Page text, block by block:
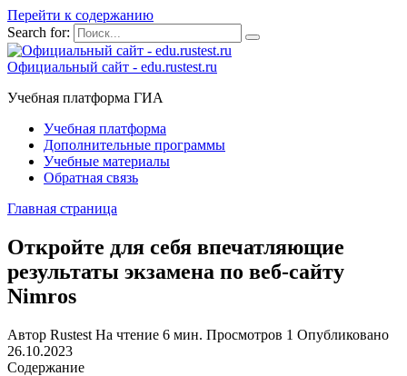
Перейти к содержанию
Search for:
Официальный сайт - edu.rustest.ru
Учебная платформа ГИА
Учебная платформа
Дополнительные программы
Учебные материалы
Обратная связь
Главная страница
Откройте для себя впечатляющие
результаты экзамена по веб-сайту
Nimros
Автор Rustest На чтение 6 мин. Просмотров 1 Опубликовано
26.10.2023
Содержание